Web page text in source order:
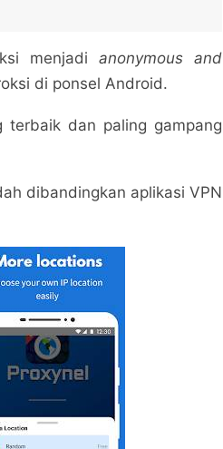
menjadi anonymous and
di ponsel Android.
terbaik dan paling gampang
dibandingkan aplikasi VPN